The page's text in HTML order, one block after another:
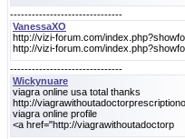
-------------------------------
VanessaXO
http://vizi-forum.com/
http://vizi-forum.com/
-------------------------------
Wickynuare
viagra online usa total thanks
http://
viagra online profile
<a href="http://viagrawithoutadoctorp